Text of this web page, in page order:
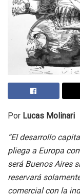
Por Lucas Molinari
“El desarrollo
pliega a Europa
será Buenos Aires
reservará
comercial con la